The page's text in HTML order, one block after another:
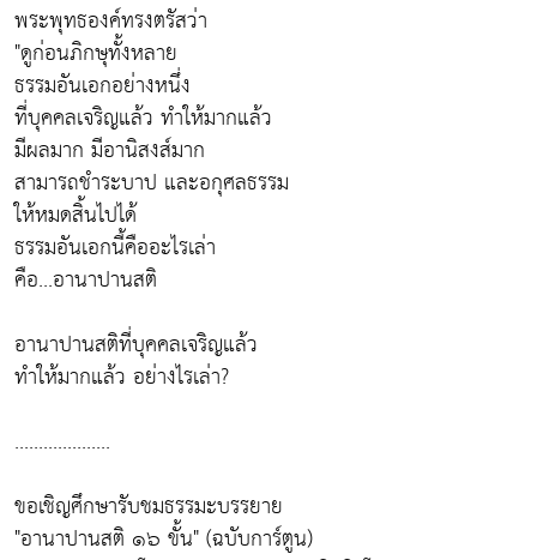
พระพุทธองค์ทรงตรัสว่า
"ดูก่อนภิกษุทั้งหลาย
ธรรมอันเอกอย่างหนึ่ง
ที่บุคคลเจริญแล้ว ทำให้มากแล้ว
มีผลมาก มีอานิสงส์มาก
สามารถชำระบาป และอกุศลธรรม
ให้หมดสิ้นไปได้
ธรรมอันเอกนี้คืออะไรเล่า
คือ...อานาปานสติ
อานาปานสติที่บุคคลเจริญแล้ว
ทำให้มากแล้ว อย่างไรเล่า?
....................
ขอเชิญศึกษารับชมธรรมะบรรยาย
"อานาปานสติ ๑๖ ขั้น" (ฉบับการ์ตูน)